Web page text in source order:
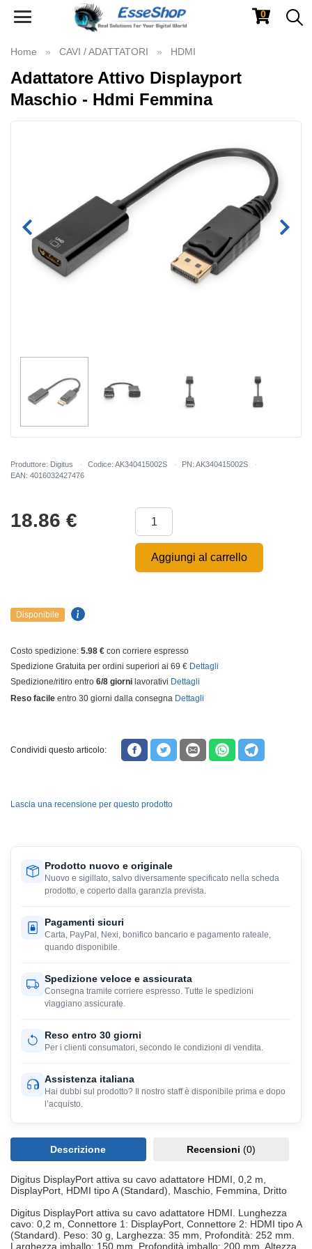
Toggle
0
Home CAVI / ADATTATORI HDMI
Adattatore Attivo Displayport
Maschio - Hdmi Femmina
Produttore: Digitus Codice: AK340415002S
PN: AK340415002S
EAN: 4016032427476
18.86 €
Aggiungi al carrello
Disponibile
Costo spedizione: 5.98 € con corriere espresso
Spedizione Gratuita per ordini superiori ai 69 € Dettagli
Spedizione/ritiro entro 6/8 giorni lavorativi Dettagli
Reso facile entro 30 giorni dalla consegna Dettagli
Condividi questo articolo:
Lascia una recensione per questo prodotto
Prodotto nuovo e originale
Nuovo e sigillato, salvo diversamente specificato nella scheda
prodotto, e coperto dalla garanzia prevista.
Pagamenti sicuri
Carta, PayPal, Nexi, bonifico bancario e pagamento rateale,
quando disponibile.
Spedizione veloce e assicurata
Consegna tramite corriere espresso. Tutte le spedizioni
viaggiano assicurate.
Reso entro 30 giorni
Per i clienti consumatori, secondo le condizioni di vendita.
Assistenza italiana
Hai dubbi sul prodotto? Il nostro staff è disponibile prima e dopo
l’acquisto.
Descrizione Recensioni (0)
Digitus DisplayPort attiva su cavo adattatore HDMI, 0,2 m,
DisplayPort, HDMI tipo A (Standard), Maschio, Femmina, Dritto
Digitus DisplayPort attiva su cavo adattatore HDMI. Lunghezza
cavo: 0,2 m, Connettore 1: DisplayPort, Connettore 2: HDMI tipo A
(Standard). Peso: 30 g, Larghezza: 35 mm, Profondità: 252 mm.
Larghezza imballo: 150 mm, Profondità imballo: 200 mm, Altezza